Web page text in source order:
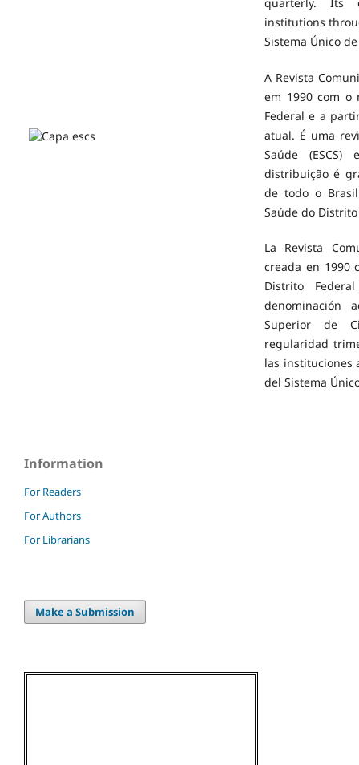
quarterly. Its
institutions
Sistema Único
A Revista
em 1990 com o
Federal e a
atual. É uma
Saúde
distribuição é
de todo o
Saúde do Distrito
La Revista
creada en 1990
Distrito
denominación
Superior de
regularidad
las instituciones
del Sistema
Information
For Readers
For Authors
For Librarians
Make a Submission